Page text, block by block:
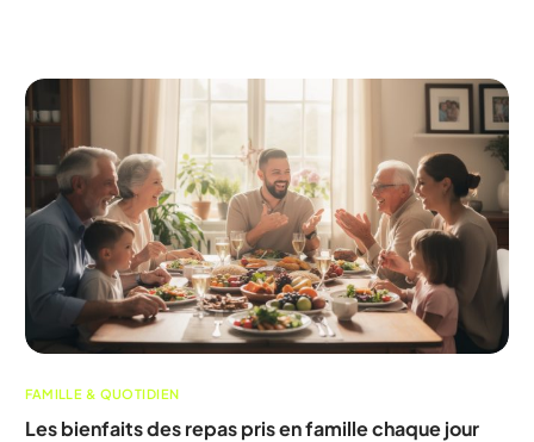
FAMILLE & QUOTIDIEN
Les bienfaits des repas pris en famille chaque jour